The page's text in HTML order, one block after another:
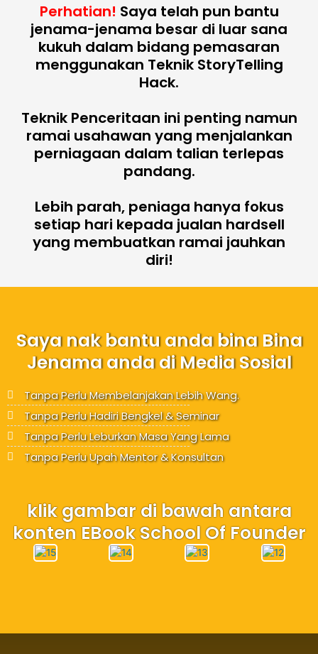
Perhatian! Saya telah pun bantu
jenama-jenama besar di luar sana
kukuh dalam bidang pemasaran
menggunakan Teknik StoryTelling
Hack.
Teknik Penceritaan ini penting namun
ramai usahawan yang menjalankan
perniagaan dalam talian terlepas
pandang.
Lebih parah, peniaga hanya fokus
setiap hari kepada jualan hardsell
yang membuatkan ramai jauhkan
diri!
Saya nak bantu anda bina Bina
Jenama anda di Media Sosial
Tanpa Perlu Membelanjakan Lebih Wang.
Tanpa Perlu Hadiri Bengkel & Seminar
Tanpa Perlu Leburkan Masa Yang Lama
Tanpa Perlu Upah Mentor & Konsultan
klik gambar di bawah antara
konten EBook School Of Founder